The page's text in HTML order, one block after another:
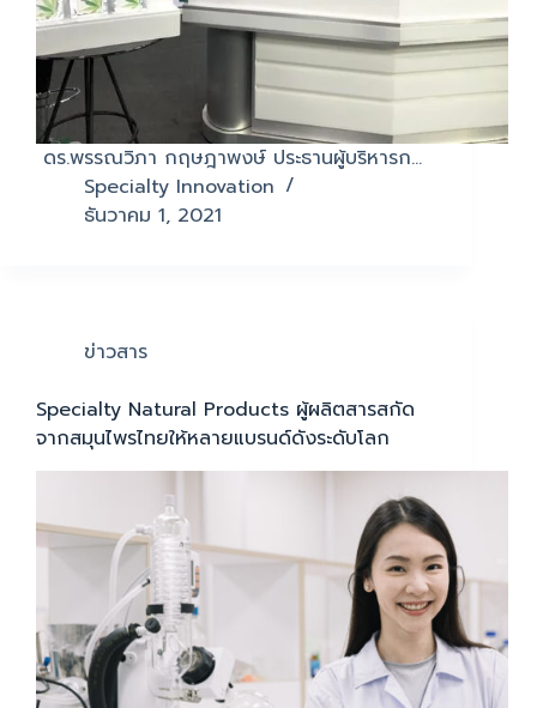
ดร.พรรณวิภา กฤษฎาพงษ์ ประธานผู้บริหารก…
Specialty Innovation
ธันวาคม 1, 2021
ข่าวสาร
Specialty Natural Products ผู้ผลิตสารสกัด
จากสมุนไพรไทยให้หลายแบรนด์ดังระดับโลก